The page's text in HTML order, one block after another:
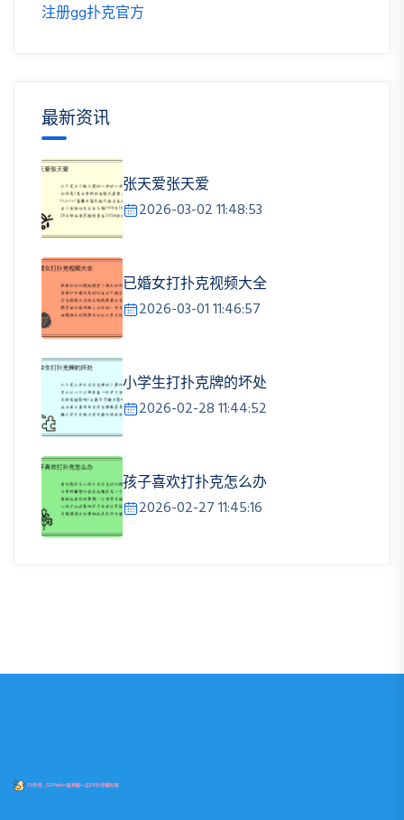
注册gg扑克官方
最新资讯
张天爱张天爱
2026-03-02 11:48:53
已婚女打扑克视频大全
2026-03-01 11:46:57
小学生打扑克牌的坏处
2026-02-28 11:44:52
孩子喜欢打扑克怎么办
2026-02-27 11:45:16